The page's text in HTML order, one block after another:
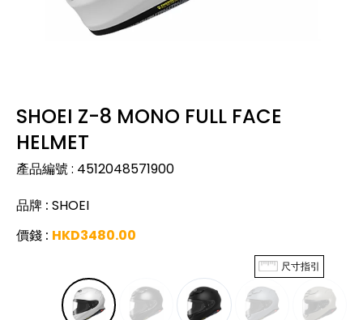
SHOEI Z-8 MONO FULL FACE
HELMET
產品編號: 4512048571900
品牌 : SHOEI
價錢 : HKD3480.00
尺寸指引